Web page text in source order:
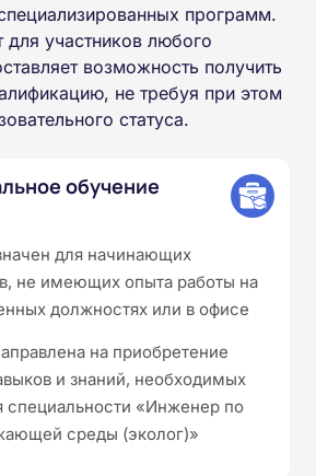
программ.
для участников любого
возможность получить
не требуя при этом
статуса.
обучение
для начинающих
не имеющих опыта работы на
должностях или в офисе
на приобретение
и знаний, необходимых
специальности «Инженер по
среды (эколог)»